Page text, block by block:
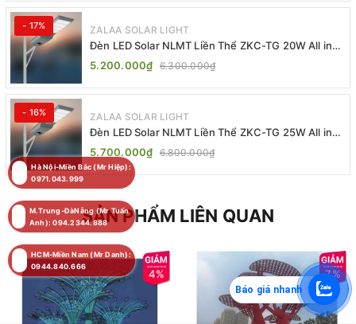
- 17% ZALAA SOLAR LIGHT
Đèn LED Solar NLMT Liền Thể ZKC-TG 20W All in
One | ZALAA Street Light
5.200.000₫ 6.300.000₫
- 16% ZALAA SOLAR LIGHT
Đèn LED Solar NLMT Liền Thể ZKC-TG 25W All in
One | ZALAA Street Light
5.700.000₫ 6.800.000₫
SẢN PHẨM LIÊN QUAN
4% 7%
HCM-Miền Nam (Mr Danh):
0944.840.666
Hà Nội-Miền Bắc (Mr Hiệp):
0971.043.999
M.Trung-ĐàNẵng (Mr Tuấn
Anh): 094.2344.888
Báo giá nhanh